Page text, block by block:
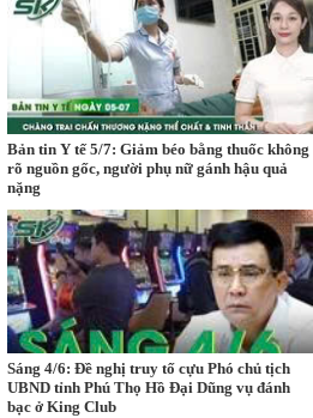
Bản tin Y tế 5/7: Giảm béo bằng thuốc không
rõ nguồn gốc, người phụ nữ gánh hậu quả
nặng
Sáng 4/6: Đề nghị truy tố cựu Phó chủ tịch
UBND tỉnh Phú Thọ Hồ Đại Dũng vụ đánh
bạc ở King Club